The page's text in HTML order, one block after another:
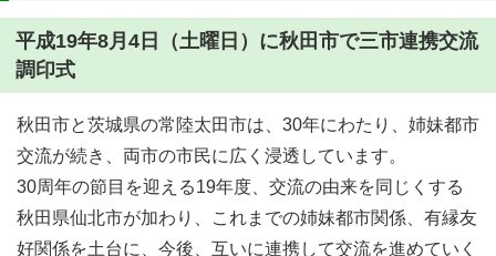
平成19年8月4日（土曜日）に秋田市で三市連携交流
調印式
秋田市と茨城県の常陸太田市は、30年にわたり、姉妹都市
交流が続き、両市の市民に広く浸透しています。
30周年の節目を迎える19年度、交流の由来を同じくする
秋田県仙北市が加わり、これまでの姉妹都市関係、有縁友
好関係を土台に、今後、互いに連携して交流を進めていく